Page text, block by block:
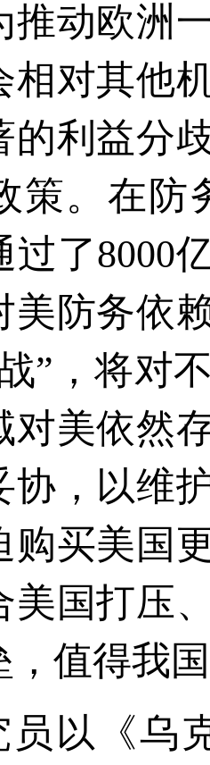
推动欧洲
相对其他
的利益分
策。在防
过了8000
美防务依
”，将对
对美依然
协，以维
购买美国
美国打压
，值得我
员以《乌